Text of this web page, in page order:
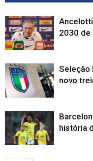
2030 de
Seleção
novo
história